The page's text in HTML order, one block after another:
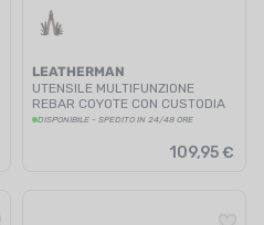
LEATHERMAN
UTENSILE MULTIFUNZIONE
REBAR COYOTE CON CUSTODIA
DISPONIBILE - SPEDITO IN 24/48 ORE
109,95 €